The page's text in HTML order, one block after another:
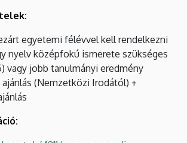
egyetemi félévvel kell rendelkezni
nyelv középfokú ismerete szükséges
vagy jobb tanulmányi eredmény
(Nemzetközi Irodától) +